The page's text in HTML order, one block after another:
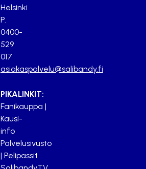
Helsinki
P.
0400-
529
017
asiakaspalvelu@salibandy.fi
PIKALINKIT:
Fanikauppa |
Kausi-
info
Palvelusivusto
| Pelipassit